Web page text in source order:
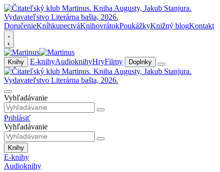
DoručenieKníhkupectváKnihovrátokPoukážkyKnižný blogKontakt
Knihy E-knihyAudioknihyHryFilmy Doplnky
Vyhľadávanie
Prihlásiť
Vyhľadávanie
Knihy
E-knihy
Audioknihy